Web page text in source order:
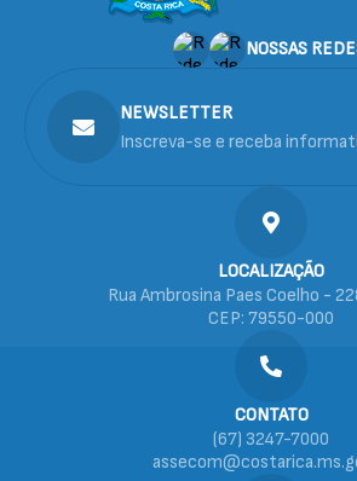
NOSSAS
LOCALIZAÇÃO
Rua Ambrosina Paes Coelho -
CEP: 79550-000
CONTATO
(67) 3247-7000
NEWSLETTER
Inscreva-se e receba